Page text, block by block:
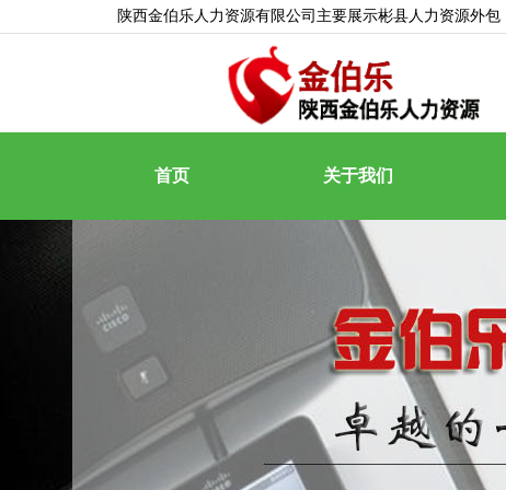
陕西金伯乐人力资源有限公司主要展示彬县人力资源外包
首页 关于我们